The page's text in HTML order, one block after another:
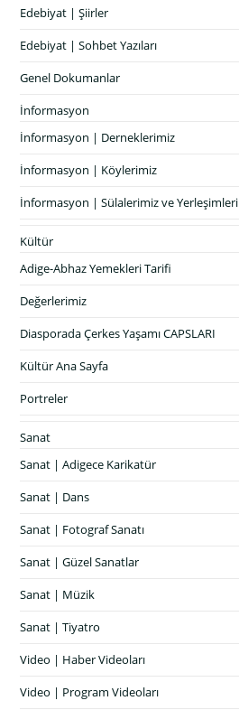
Edebiyat | Şiirler
Edebiyat | Sohbet Yazıları
Genel Dokumanlar
İnformasyon
İnformasyon | Derneklerimiz
İnformasyon | Köylerimiz
İnformasyon | Sülalerimiz ve Yerleşimleri
Kültür
Adige-Abhaz Yemekleri Tarifi
Değerlerimiz
Diasporada Çerkes Yaşamı CAPSLARI
Kültür Ana Sayfa
Portreler
Sanat
Sanat | Adigece Karikatür
Sanat | Dans
Sanat | Fotograf Sanatı
Sanat | Güzel Sanatlar
Sanat | Müzik
Sanat | Tiyatro
Video | Haber Videoları
Video | Program Videoları